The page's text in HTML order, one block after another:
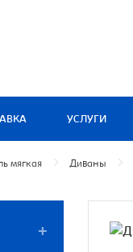
УСЛУГИ
мягкая Диваны